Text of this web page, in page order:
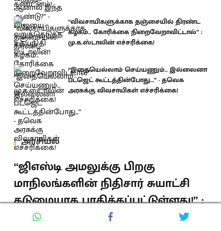
“விவசாயிகளுக்காக தஞ்சையில் திரண்ட
கழகம்.. கோரிக்கை நிறைவேறாவிட்டால்” :
மு.க.ஸ்டாலின் எச்சரிக்கை!
“இதையெல்லாம் செய்யணும்.. இல்லைனா
பட்ஜெட் கூட்டத்தின்போது...” - தவெக
அரசுக்கு விவசாயிகள் எச்சரிக்கை!
அரசியல்
“ஜிஎஸ்டி அமலுக்கு பிறகு
மாநிலங்களின் நிதிசார் சுயாட்சி
கடுமையாக பாதிக்கப்பட்டுள்ளது!” :
தங்கம் தென்னரசு!